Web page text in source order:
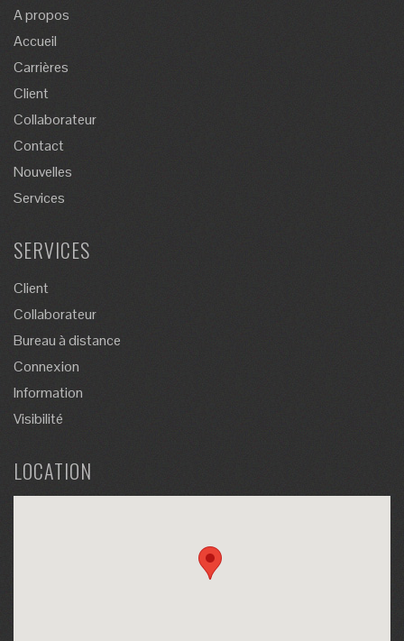
A propos
Accueil
Carrières
Client
Collaborateur
Contact
Nouvelles
Services
SERVICES
Client
Collaborateur
Bureau à distance
Connexion
Information
Visibilité
LOCATION